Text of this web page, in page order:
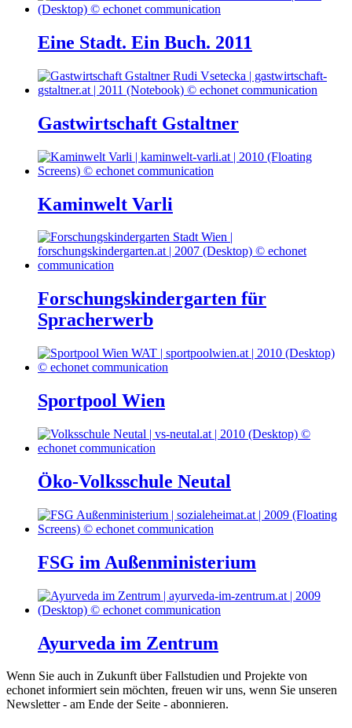
Eine Stadt. Ein Buch. 2011
Gastwirtschaft Gstaltner
Kaminwelt Varli
Forschungskindergarten für
Spracherwerb
Sportpool Wien
Öko-Volksschule Neutal
FSG im Außenministerium
Ayurveda im Zentrum
Wenn Sie auch in Zukunft über Fallstudien und Projekte von
echonet informiert sein möchten, freuen wir uns, wenn Sie unseren
Newsletter - am Ende der Seite - abonnieren.